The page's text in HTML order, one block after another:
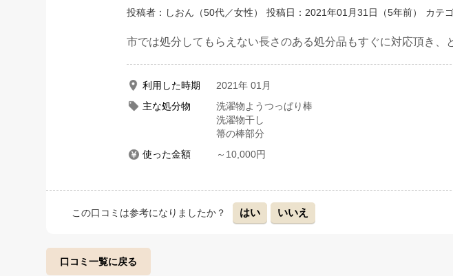
投稿者：しおん（50代／女性） 投稿日：2021年01月31日（5年前） カテ
市では処分してもらえない長さのある処分品もすぐに対応頂き、
利用した時期
2021年 01月
主な処分物
洗濯物ようつっぱり棒
洗濯物干し
箒の棒部分
使った金額
～10,000円
この口コミは参考になりましたか？ はい いいえ
口コミ一覧に戻る